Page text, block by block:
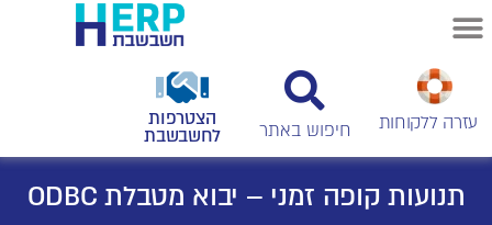
עזרה ללקוחות הצטרפות
לחשבשבת
תנועות קופה זמני – יבוא מטבלת ODBC